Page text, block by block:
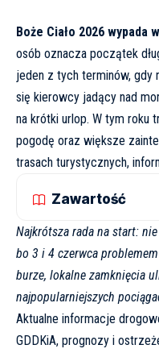
Boże Ciało 2026 wypada
osób oznacza początek
jeden z tych terminów, gdy
się kierowcy jadący nad
na krótki urlop. W tym roku
pogodę oraz większe
trasach turystycznych,
Zawartość
Najkrótsza rada na start:
bo 3 i 4 czerwca
burze, lokalne zamknięcia
najpopularniejszych
Aktualne informacje
GDDKiA, prognozy i